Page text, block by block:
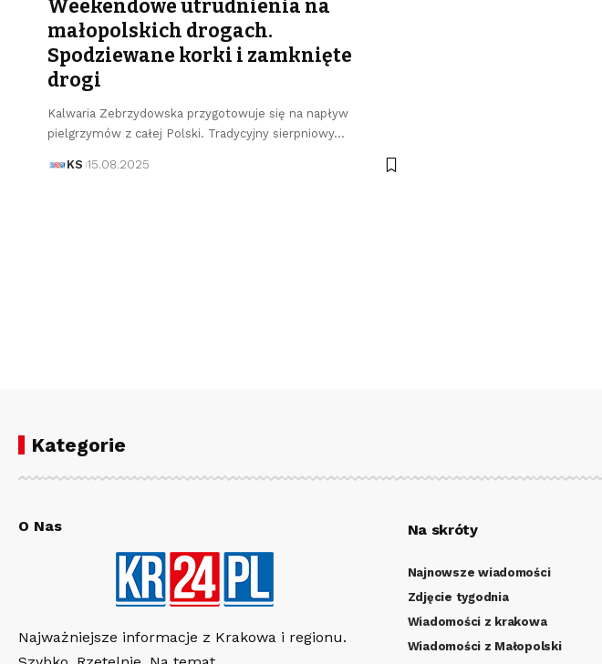
Weekendowe utrudnienia na
małopolskich drogach.
Spodziewane korki i zamknięte
drogi
Kalwaria Zebrzydowska przygotowuje się na napływ
pielgrzymów z całej Polski. Tradycyjny sierpniowy…
KS 15.08.2025
Kategorie
O Nas
Najważniejsze informacje z Krakowa i regionu.
Na skróty
Najnowsze wiadomości
Zdjęcie tygodnia
Wiadomości z krakowa
Wiadomości z Małopolski